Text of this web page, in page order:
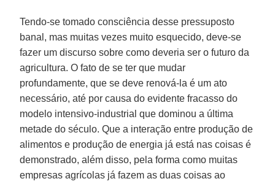
Tendo-se tomado consciência desse pressuposto
banal, mas muitas vezes muito esquecido, deve-se
fazer um discurso sobre como deveria ser o futuro da
agricultura. O fato de se ter que mudar
profundamente, que se deve renová-la é um ato
necessário, até por causa do evidente fracasso do
modelo intensivo-industrial que dominou a última
metade do século. Que a interação entre produção de
alimentos e produção de energia já está nas coisas é
demonstrado, além disso, pela forma como muitas
empresas agrícolas já fazem as duas coisas ao